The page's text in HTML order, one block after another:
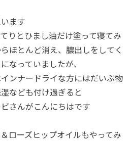
ます
りとひまし油だけ塗って寝てみ
ほとんど消え、膿出しをしてく
なっていましたが、
ンナードライな方にはだいぶ物
なども付け過ぎると
さんがこんにちはです
ローズヒップオイルもやってみ